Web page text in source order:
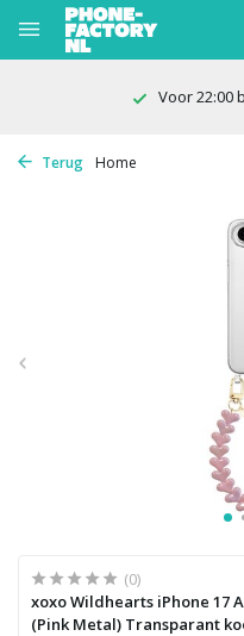
Voor 22:00
Terug Home
(0)
xoxo Wildhearts iPhone 17
(Pink Metal) Transparant